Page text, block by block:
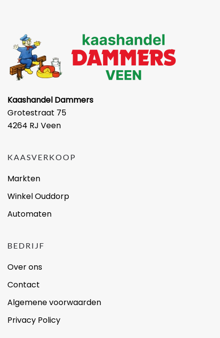
Kaashandel Dammers
Grotestraat 75
4264 RJ Veen
KAASVERKOOP
Markten
Winkel Ouddorp
Automaten
BEDRIJF
Over ons
Contact
Algemene voorwaarden
Privacy Policy